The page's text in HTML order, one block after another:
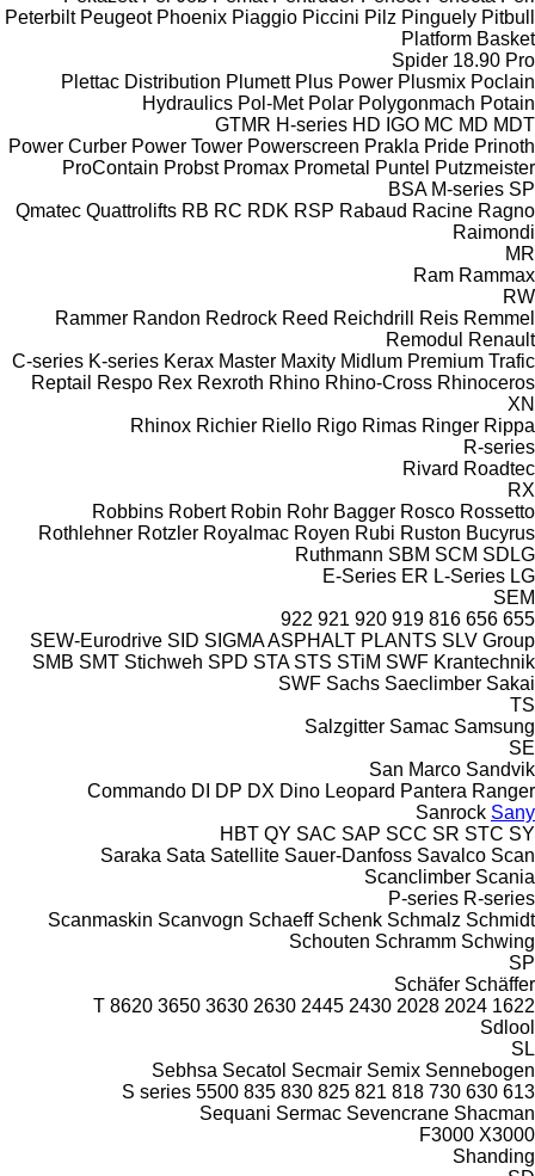
Peterbilt Peugeot Phoenix Piaggio Piccini Pilz Pinguely Pitbull
Platform Basket
Spider 18.90 Pro
Plettac Distribution Plumett Plus Power Plusmix Poclain
Hydraulics Pol-Met Polar Polygonmach Potain
GTMR H-series HD IGO MC MD MDT
Power Curber Power Tower Powerscreen Prakla Pride Prinoth
ProContain Probst Promax Prometal Puntel Putzmeister
BSA M-series SP
Qmatec Quattrolifts RB RC RDK RSP Rabaud Racine Ragno
Raimondi
MR
Ram Rammax
RW
Rammer Randon Redrock Reed Reichdrill Reis Remmel
Remodul
Renault
C-series K-series Kerax Master Maxity Midlum Premium Trafic
Reptail
Respo Rex Rexroth Rhino Rhino-Cross Rhinoceros
XN
Rhinox Richier Riello Rigo Rimas Ringer Rippa
R-series
Rivard Roadtec
RX
Robbins Robert Robin Rohr Bagger Rosco Rossetto
Rothlehner Rotzler Royalmac Royen Rubi Ruston Bucyrus
Ruthmann SBM SCM SDLG
E-Series ER L-Series LG
SEM
655
656
816
919
920
921
922
SEW-Eurodrive SID SIGMA ASPHALT PLANTS SLV Group
SMB SMT Stichweh SPD STA STS STiM SWF Krantechnik
SWF Sachs Saeclimber Sakai
TS
Salzgitter Samac Samsung
SE
San Marco Sandvik
Commando DI DP DX Dino Leopard Pantera Ranger
Sanrock Sany
HBT QY SAC SAP SCC SR STC SY
Saraka Sata Satellite Sauer-Danfoss Savalco Scan
Scanclimber Scania
P-series R-series
Scanmaskin Scanvogn Schaeff Schenk Schmalz Schmidt
Schouten Schramm Schwing
SP
Schäfer Schäffer
1622
2024
2028
2430
2445
2630
3630
3650
8620 T
Sdlool
SL
Sebhsa Secatol Secmair Semix Sennebogen
613
630
730
818
821
825
830
835
5500
S series
Sequani Sermac Sevencrane Shacman
F3000 X3000
Shanding